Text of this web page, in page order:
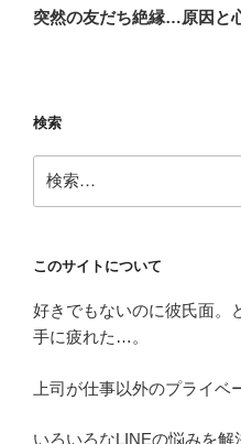
ー
の
突然の友だち絶縁…原因と
検索
索:
このサイトについて
好きでもないのに彼氏面。
手に疲れた…。
上司が仕事以外のプライ
いろいろなLINEの悩みを解